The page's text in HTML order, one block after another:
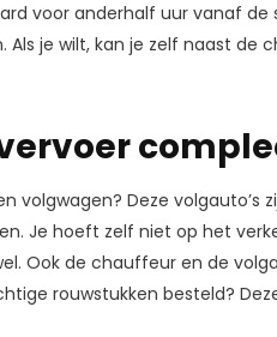
voor anderhalf uur vanaf de
je wilt, kan je zelf naast
volgwagen? Deze
Je hoeft zelf niet op het
Ook de chauffeur en de
rouwstukken besteld?